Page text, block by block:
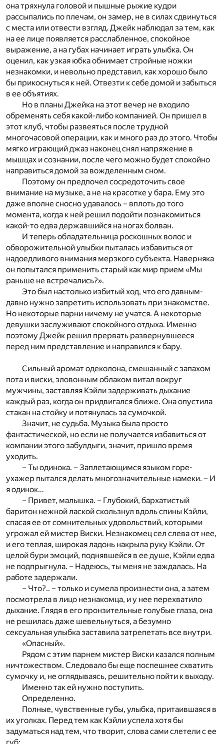
она тряхнула головой и пышные рыжие кудри
рассыпались по плечам, он замер, не в силах сдвинуться
с места или отвести взгляд. Джейк наблюдал за тем, как
на ее лице появляется расслабленное, спокойное
выражение, а на губах начинает играть улыбка. Он
оценил, как узкая юбка обнимает стройные ножки
незнакомки, и невольно представил, как хорошо было
бы прикоснуться к ней. Отвезти к себе домой и забыться
в ее объятиях.
Но в планы Джейка на этот вечер не входило
обременять себя какой-либо компанией. Он пришел в
этот клуб, чтобы развеяться после трудной
многочасовой операции, как и много раз до этого. Чтобы
мягко играющий джаз наконец снял напряжение в
мышцах и сознании, после чего можно будет спокойно
направиться домой за вожделенным сном.
Поэтому он предпочел сосредоточить свое
внимание на музыке, а не на красотке у бара. Ему это
даже вполне сносно удавалось – вплоть до того
момента, когда к ней решил подойти познакомиться
какой-то едва державшийся на ногах болван.
И теперь обладательница роскошных волос и
обворожительной улыбки пыталась избавиться от
надоедливого внимания мерзкого субъекта. Наверняка
он попытался применить старый как мир прием «Мы
раньше не встречались?».
Это был настолько избитый ход, что его давным-
давно нужно запретить использовать при знакомстве.
Но некоторые парни ничему не учатся. А некоторые
девушки заслуживают спокойного отдыха. Именно
поэтому Джейк решил прервать развернувшееся
перед ним представление и направился к бару.
Сильный аромат одеколона, смешанный с запахом
пота и виски, зловонным облаком витал вокруг
мужчины, заставляя Кэйли задерживать дыхание
каждый раз, когда он придвигался ближе. Она опустила
стакан на стойку и потянулась за сумочкой.
Значит, не судьба. Музыка была просто
фантастической, но если не получается избавиться от
компании этого забулдыги, значит, пришло время
уходить.
– Ты одинока. – Заплетающимся языком горе-
ухажер пытался делать многозначительные намеки. – И
я одинок…
– Привет, малышка. – Глубокий, бархатистый
баритон нежной лаской скользнул вдоль спины Кэйли,
спасая ее от сомнительных удовольствий, которыми
угрожал ей мистер Виски. Незнакомец сел слева от нее,
и его теплая, широкая ладонь накрыла руку Кэйли. От
целой бури эмоций, поднявшейся в ее душе, Кэйли едва
не подпрыгнула. – Надеюсь, ты меня не заждалась. На
работе задержали.
– Что?.. – только и сумела произнести она, а затем
посмотрела в лицо незнакомца, и у нее перехватило
дыхание. Глядя в его пронзительные голубые глаза, она
не решилась даже шевельнуться, а безумно
сексуальная улыбка заставила затрепетать все внутри.
«Опасный».
Рядом с этим парнем мистер Виски казался полным
ничтожеством. Следовало бы еще поспешнее схватить
сумочку и, не оглядываясь, решительно пойти к выходу.
Именно так ей нужно поступить.
Определенно.
Полные, чувственные губы, улыбка, притаившаяся в
их уголках. Перед тем как Кэйли успела хотя бы
задуматься над тем, что творит, слова сами слетели с ее